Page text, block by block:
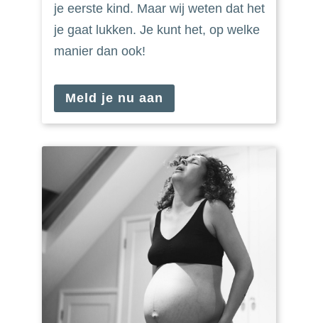
je eerste kind. Maar wij weten dat het
je gaat lukken. Je kunt het, op welke
manier dan ook!
Meld je nu aan